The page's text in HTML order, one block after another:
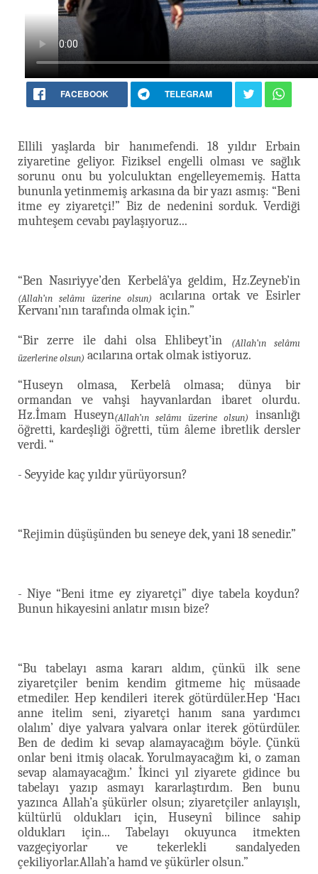
FACEBOOK TELEGRAM
Ellili yaşlarda bir hanımefendi. 18 yıldır Erbain
ziyaretine geliyor. Fiziksel engelli olması ve sağlık
sorunu onu bu yolculuktan engelleyememiş. Hatta
bununla yetinmemiş arkasına da bir yazı asmış: “Beni
itme ey ziyaretçi!” Biz de nedenini sorduk. Verdiği
muhteşem cevabı paylaşıyoruz...
“Ben Nasıriyye’den Kerbelâ’ya geldim, Hz.Zeyneb’in
(Allah’ın selâmı üzerine olsun)
acılarına ortak ve Esirler
Kervanı’nın tarafında olmak için.”
“Bir zerre ile dahi olsa Ehlibeyt’in
(Allah’ın selâmı
üzerlerine olsun) acılarına ortak olmak istiyoruz.
“Huseyn olmasa, Kerbelâ olmasa; dünya bir
ormandan ve vahşi hayvanlardan ibaret olurdu.
Hz.İmam Huseyn(Allah’ın selâmı üzerine olsun)
insanlığı
öğretti, kardeşliği öğretti, tüm âleme ibretlik dersler
verdi. “
- Seyyide kaç yıldır yürüyorsun?
“Rejimin düşüşünden bu seneye dek, yani 18 senedir.”
- Niye “Beni itme ey ziyaretçi” diye tabela koydun?
Bunun hikayesini anlatır mısın bize?
“Bu tabelayı asma kararı aldım, çünkü ilk sene
ziyaretçiler benim kendim gitmeme hiç müsaade
etmediler. Hep kendileri iterek götürdüler.Hep ‘Hacı
anne itelim seni, ziyaretçi hanım sana yardımcı
olalım’ diye yalvara yalvara onlar iterek götürdüler.
Ben de dedim ki sevap alamayacağım böyle. Çünkü
onlar beni itmiş olacak. Yorulmayacağım ki, o zaman
sevap alamayacağım.’ İkinci yıl ziyarete gidince bu
tabelayı yazıp asmayı kararlaştırdım. Ben bunu
yazınca Allah’a şükürler olsun; ziyaretçiler anlayışlı,
kültürlü oldukları için, Huseynî bilince sahip
oldukları için... Tabelayı okuyunca itmekten
vazgeçiyorlar ve tekerlekli sandalyeden
çekiliyorlar.Allah’a hamd ve şükürler olsun.”